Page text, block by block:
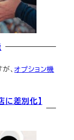
、オプション機
差別化】